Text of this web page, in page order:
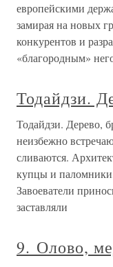
европейскими
замирая на новых
конкурентов и
«благородным»
Тодайдзи.
Тодайдзи. Дерево,
неизбежно
сливаются.
купцы и
Завоеватели
заставляли
9. Олово,